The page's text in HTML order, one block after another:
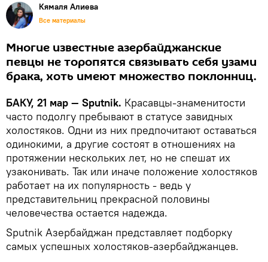
Кямаля Алиева
Все материалы
Многие известные азербайджанские
певцы не торопятся связывать себя узами
брака, хоть имеют множество поклонниц.
БАКУ, 21 мар — Sputnik. Красавцы-знаменитости
часто подолгу пребывают в статусе завидных
холостяков. Одни из них предпочитают оставаться
одинокими, а другие состоят в отношениях на
протяжении нескольких лет, но не спешат их
узаконивать. Так или иначе положение холостяков
работает на их популярность - ведь у
представительниц прекрасной половины
человечества остается надежда.
Sputnik Азербайджан представляет подборку
самых успешных холостяков-азербайджанцев.